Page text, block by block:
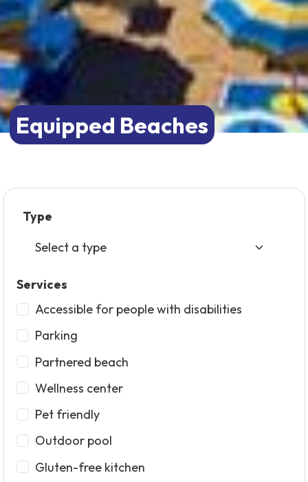
Equipped Beaches
Type
Services
Accessible for people with disabilities
Parking
Partnered beach
Wellness center
Pet friendly
Outdoor pool
Gluten-free kitchen